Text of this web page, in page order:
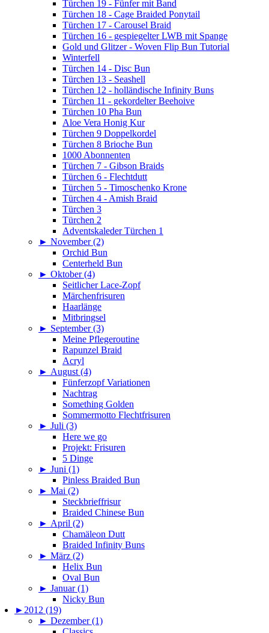
Türchen 19 - Fünfer mit Band
Türchen 18 - Cage Braided Ponytail
Türchen 17 - Carousel Braid
Türchen 16 - gespiegelter LWB mit Spange
Gold und Glitzer - Woven Flip Bun Tutorial
Winterfell
Türchen 14 - Disc Bun
Türchen 13 - Seashell
Türchen 12 - holländische Infinity Buns
Türchen 11 - gekordelter Beehoive
Türchen 10 Pha Bun
Aloe Vera Honig Kur
Türchen 9 Doppelkordel
Türchen 8 Brioche Bun
1000 Abonnenten
Türchen 7 - Gibson Braids
Türchen 6 - Flechtdutt
Türchen 5 - Timoschenko Krone
Türchen 4 - Amish Braid
Türchen 3
Türchen 2
Adventskaleder Türchen 1
► November (2)
Orchid Bun
Centerheld Bun
► Oktober (4)
Seitlicher Lace-Zopf
Märchenfrisuren
Haarlänge
Mitbringsel
► September (3)
Meine Pflegeroutine
Rapunzel Braid
Acryl
► August (4)
Fünferzopf Variationen
Nachtrag
Something Golden
Sommermotto Flechtfrisuren
► Juli (3)
Here we go
Projekt: Frisuren
5 Dinge
► Juni (1)
Pinless Braided Bun
► Mai (2)
Steckbrieffrisur
Braided Chinese Bun
► April (2)
Chamäleon Dutt
Braided Infinity Buns
► März (2)
Helix Bun
Oval Bun
► Januar (1)
Nicky Bun
► 2012 (19)
► Dezember (1)